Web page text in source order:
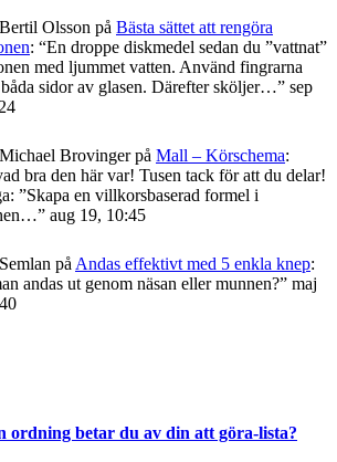
Bertil Olsson på Bästa sättet att rengöra
: “En droppe diskmedel sedan du ”vattnat”
med ljummet vatten. Använd fingrarna
sidor av glasen. Därefter sköljer…” sep
Michael Brovingerpå Mall – Körschema:
bra den här var! Tusen tack för att du delar!
”Skapa en villkorsbaserad formel i
” aug 19, 10:45
Semlan på Andas effektivt med 5 enkla knep:
andas ut genom näsan eller munnen?” maj
ordning betar du av din att göra-lista?